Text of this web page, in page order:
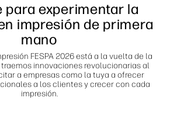
para experimentar la
impresión de primera
mano
FESPA 2026 está a la vuelta de la
innovaciones revolucionarias al
a empresas como la tuya a ofrecer
a los clientes y crecer con cada
impresión.